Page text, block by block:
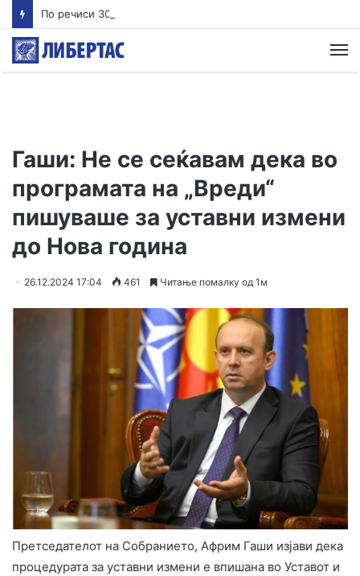
Гаши: Не се сеќавам дека во
програмата на „Вреди“
пишуваше за уставни измени
до Нова година
26.12.2024 17:04 461 Читање помалку од 1м
Претседателот на Собранието, Африм Гаши изјави дека
процедурата за уставни измени е впишана во Уставот и